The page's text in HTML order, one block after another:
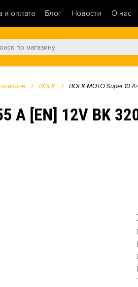
и оплата Блог Новости О нас
BOLK BOLK MOTO Super 10
A [EN] 12V BK